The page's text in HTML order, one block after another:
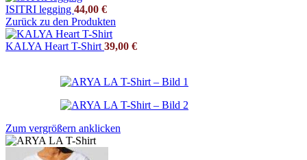
ISITRI legging 44,00 €
Zurück zu den Produkten
KALYA Heart T-Shirt 39,00 €
Zum vergrößern anklicken